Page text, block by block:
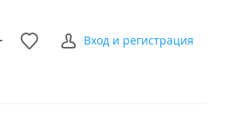
Вход и регистрация